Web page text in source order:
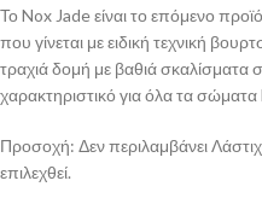
Το Nox Jade είναι το επόμενο
που γίνεται με ειδική τεχνική
τραχιά δομή με βαθιά σκαλίσματα
χαρακτηριστικό για όλα τα
Προσοχή: Δεν περιλαμβάνει
επιλεχθεί.